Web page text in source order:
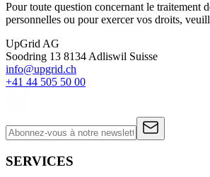
Pour toute question concernant le traitement
personnelles ou pour exercer vos droits,
UpGrid AG
Soodring 13 8134 Adliswil Suisse
info@upgrid.ch
+41 44 505 50 00
SERVICES